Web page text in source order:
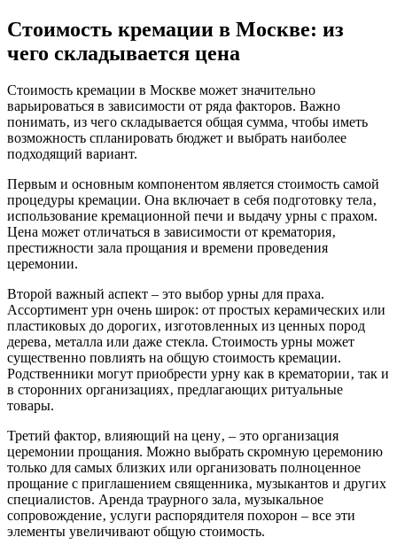
Стоимость кремации в Москве: из
чего складывается цена
Стоимость кремации в Москве может значительно
варьироваться в зависимости от ряда факторов. Важно
понимать‚ из чего складывается общая сумма‚ чтобы иметь
возможность спланировать бюджет и выбрать наиболее
подходящий вариант.
Первым и основным компонентом является стоимость самой
процедуры кремации. Она включает в себя подготовку тела‚
использование кремационной печи и выдачу урны с прахом.
Цена может отличаться в зависимости от крематория‚
престижности зала прощания и времени проведения
церемонии.
Второй важный аспект – это выбор урны для праха.
Ассортимент урн очень широк: от простых керамических или
пластиковых до дорогих‚ изготовленных из ценных пород
дерева‚ металла или даже стекла. Стоимость урны может
существенно повлиять на общую стоимость кремации.
Родственники могут приобрести урну как в крематории‚ так и
в сторонних организациях‚ предлагающих ритуальные
товары.
Третий фактор‚ влияющий на цену‚ – это организация
церемонии прощания. Можно выбрать скромную церемонию
только для самых близких или организовать полноценное
прощание с приглашением священника‚ музыкантов и других
специалистов. Аренда траурного зала‚ музыкальное
сопровождение‚ услуги распорядителя похорон – все эти
элементы увеличивают общую стоимость.